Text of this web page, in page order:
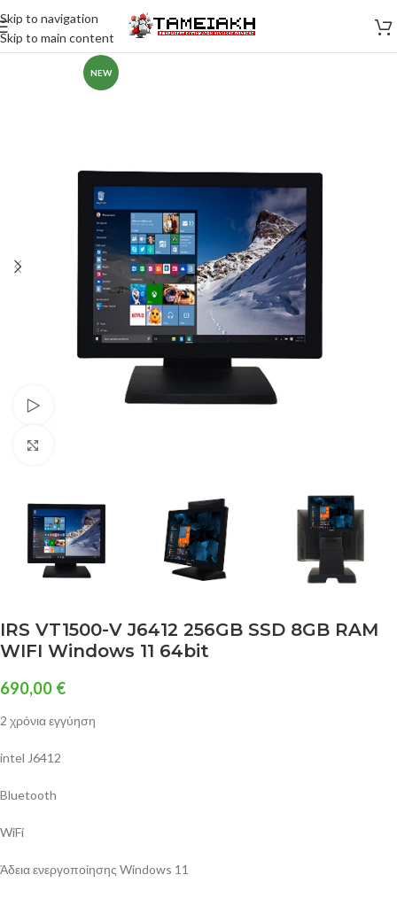
Skip to navigation
Skip to main content
NEW
IRS VT1500-V J6412 256GB SSD 8GB RAM
WIFI Windows 11 64bit
690,00 €
2 χρόνια εγγύηση
intel J6412
Bluetooth
WiFi
Άδεια ενεργοποίησης Windows 11